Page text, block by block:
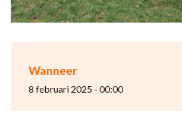
Wanneer
8 februari 2025 - 00:00